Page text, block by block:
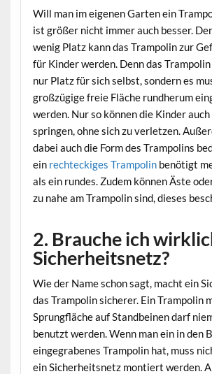
Will man im eigenen Garten ein
ist größer nicht immer auch besser.
wenig Platz kann das Trampolin zur
für Kinder werden. Denn das
nur Platz für sich selbst, sondern es
großzügige freie Fläche rundherum
werden. Nur so können die Kinder
springen, ohne sich zu verletzen.
dabei auch die Form des Trampolins
ein rechteckiges Trampolinbenötigt
als ein rundes. Zudem können Äste
zu nahe am Trampolin sind, dieses
2. Brauche ich
Sicherheitsnetz?
Wie der Name schon sagt, macht ein
das Trampolin sicherer. Ein Trampolin
Sprungfläche auf Standbeinen darf
benutzt werden. Wenn man ein in den
eingegrabenes Trampolin hat, muss
ein Sicherheitsnetz montiert werden.